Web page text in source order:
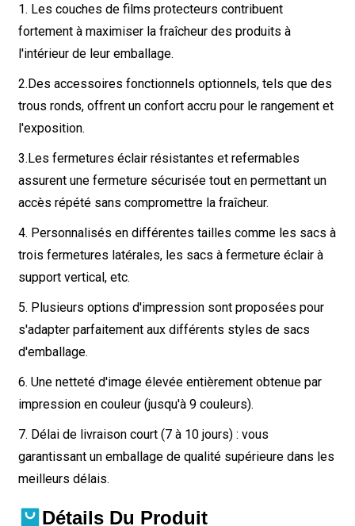
1. Les couches de films protecteurs contribuent
fortement à maximiser la fraîcheur des produits à
l'intérieur de leur emballage.
2.Des accessoires fonctionnels optionnels, tels que des
trous ronds, offrent un confort accru pour le rangement et
l'exposition.
3.Les fermetures éclair résistantes et refermables
assurent une fermeture sécurisée tout en permettant un
accès répété sans compromettre la fraîcheur.
4. Personnalisés en différentes tailles comme les sacs à
trois fermetures latérales, les sacs à fermeture éclair à
support vertical, etc.
5. Plusieurs options d'impression sont proposées pour
s'adapter parfaitement aux différents styles de sacs
d'emballage.
6. Une netteté d'image élevée entièrement obtenue par
impression en couleur (jusqu'à 9 couleurs).
7. Délai de livraison court (7 à 10 jours) : vous
garantissant un emballage de qualité supérieure dans les
meilleurs délais.
Détails Du Produit